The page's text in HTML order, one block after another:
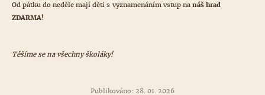
Od pátku do neděle mají děti s vyznamenáním vstup na náš hrad
ZDARMA!
Těšíme se na všechny školáky!
Publikováno: 28. 01. 2026